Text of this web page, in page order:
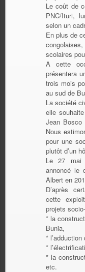
Le coût de
PNC/Ituri,
selon un
En plus de
scolaires
A cette
présentera
trois mois
au sud de
La société
elle
Jean
Nous
pour une
plutôt d’un
Le 27 mai
annoncé le
Albert en
D’après
cette
projets
* la
Bunia,
* l’adduction
*
* la
etc.